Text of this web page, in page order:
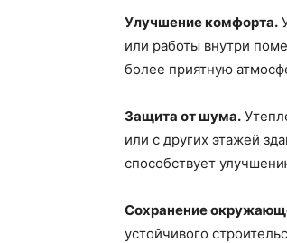
Улучшение комфорта.
или работы внутри
более приятную
Защита от шума.
или с других этажей
способствует
Сохранение
устойчивого